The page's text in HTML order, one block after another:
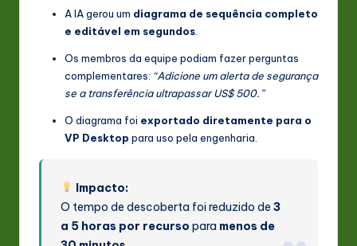
A IA gerou um diagrama de sequência completo
e editável em segundos
Os membros da equipe podiam fazer perguntas
complementares: “Adicione um alerta de segurança
se a transferência ultrapassar US$ 500.”
O diagrama foi exportado diretamente para o
VP Desktop para uso pela engenharia.
Impacto:
O tempo de descoberta foi reduzido de3
a 5 horas por recurso para menos de